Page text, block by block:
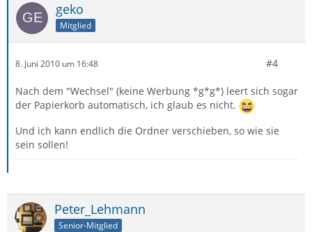
geko
Mitglied
8. Juni 2010 um 16:48 #4
Nach dem "Wechsel" (keine Werbung *g*g*) leert sich sogar
der Papierkorb automatisch, ich glaub es nicht.
Und ich kann endlich die Ordner verschieben, so wie sie
sein sollen!
Peter_Lehmann
Senior-Mitglied